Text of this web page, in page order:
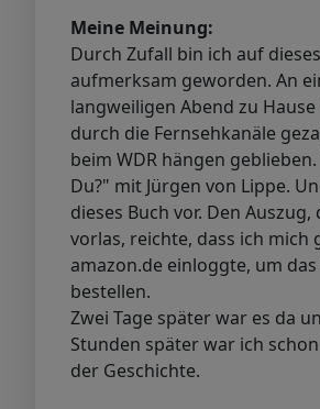
Meine Meinung:
Durch Zufall bin ich auf
aufmerksam geworden. An
langweiligen Abend zu
durch die Fernsehkanäle
beim WDR hängen
Du?" mit Jürgen von Lippe.
dieses Buch vor. Den Auszug,
vorlas, reichte, dass ich mich
amazon.de einloggte, um das
bestellen.
Zwei Tage später war es da
Stunden später war ich
der Geschichte.